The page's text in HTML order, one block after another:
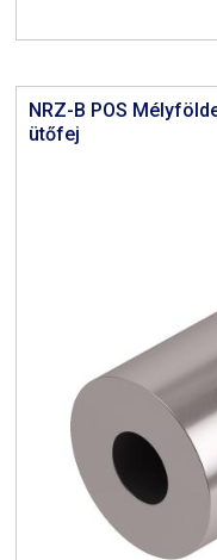
NRZ-B POS
ütőfej